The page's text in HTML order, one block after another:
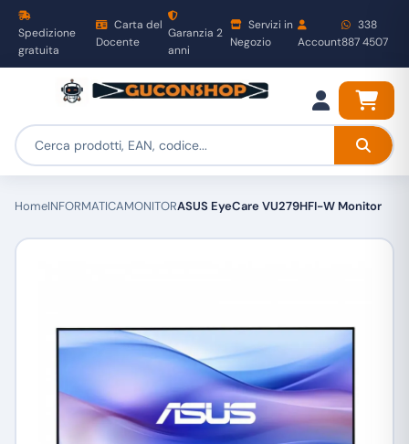
Spedizione
gratuita
Carta del
Docente
Garanzia 2
anni
Servizi in
Negozio
Account
338
887 4507
HomeINFORMATICAMONITORASUS EyeCare VU279HFI-W Monitor